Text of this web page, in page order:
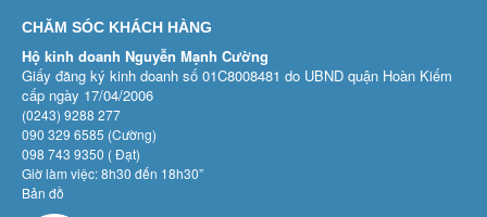
CHĂM SÓC KHÁCH HÀNG
Hộ kinh doanh Nguyễn Mạnh Cường
Giấy đăng ký kinh doanh số 01C8008481 do UBND quận Hoàn Kiếm
cấp ngày 17/04/2006
(0243) 9288 277
090 329 6585 (Cường)
098 743 9350 ( Đạt)
Giờ làm việc: 8h30 đến 18h30”
Bản đồ